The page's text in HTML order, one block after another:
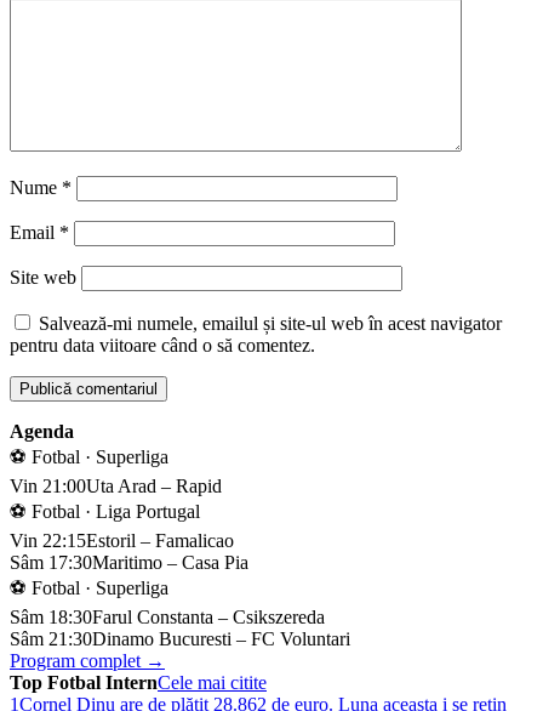
Nume *
Email *
Site web
Salvează-mi numele, emailul și site-ul web în acest navigator
pentru data viitoare când o să comentez.
Agenda
⚽ Fotbal · Superliga
Vin 21:00Uta Arad – Rapid
⚽ Fotbal · Liga Portugal
Vin 22:15Estoril – Famalicao
Sâm 17:30Maritimo – Casa Pia
⚽ Fotbal · Superliga
Sâm 18:30Farul Constanta – Csikszereda
Sâm 21:30Dinamo Bucuresti – FC Voluntari
Program complet →
Top Fotbal InternCele mai citite
1Cornel Dinu are de plătit 28.862 de euro. Luna aceasta i se rețin